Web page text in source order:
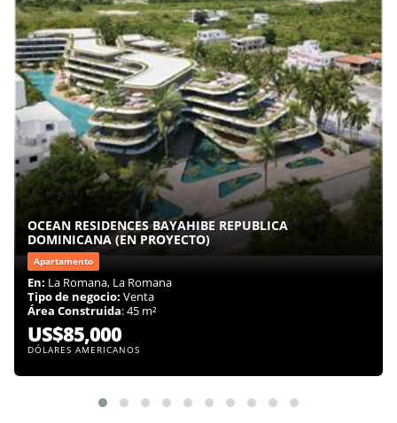
OCEAN RESIDENCES BAYAHIBE REPUBLICA
DOMINICANA (EN PROYECTO)
Apartamento
En: La Romana, La Romana
Tipo de negocio: Venta
Área Construida: 45 m²
US$85,000
DÓLARES AMERICANOS